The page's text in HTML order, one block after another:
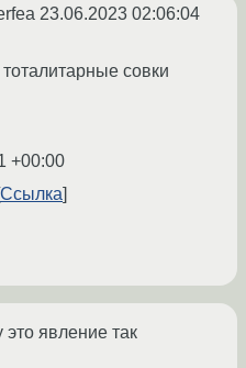
23.06.2023 02:06:04
совки
+00:00
Ссылка
явление так